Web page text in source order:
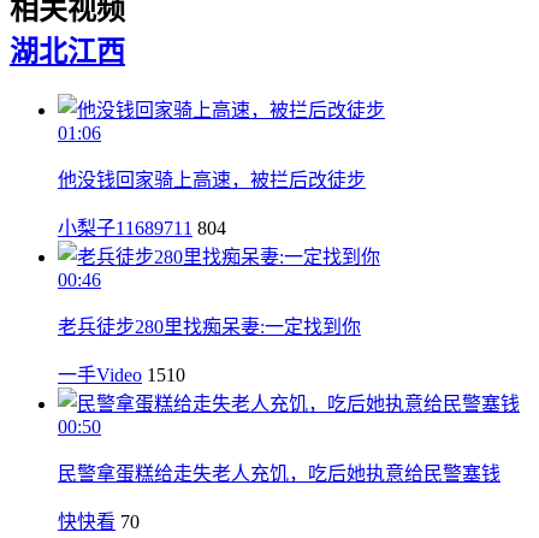
相关视频
湖北江西
01:06
他没钱回家骑上高速，被拦后改徒步
小梨子11689711 804
00:46
老兵徒步280里找痴呆妻:一定找到你
一手Video 1510
00:50
民警拿蛋糕给走失老人充饥，吃后她执意给民警塞钱
快快看 70